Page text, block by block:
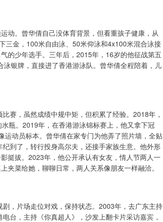
动。曾华倩自己没体育背景，但看重孩子健康，从
三金，100米自由泳、50米仰泳和4x100米混合泳接
的少年选手。三年后，2015年，16岁的他征战第五
银牌，直接进了香港游泳队。曾华倩全程陪着，儿
赛，虽然成绩中规中矩，但积累了经验。2018年，
瓶。2019年，在香港游泳锦标赛上，他又拿下冠
动员标本。曾华倩在家专门为他弄了照片墙，全贴
到了，转行投身高尔夫，还接手家族生意。他外形
挺拔。2023年，他公开承认有女友，情人节两人一
夹菜给她，聊聊日常，两人关系像朋友一样融洽。
，片场走位对戏，保持状态。2003年，去广东主持
台，主持《你真超人》，沙发上翻卡片采访嘉宾，